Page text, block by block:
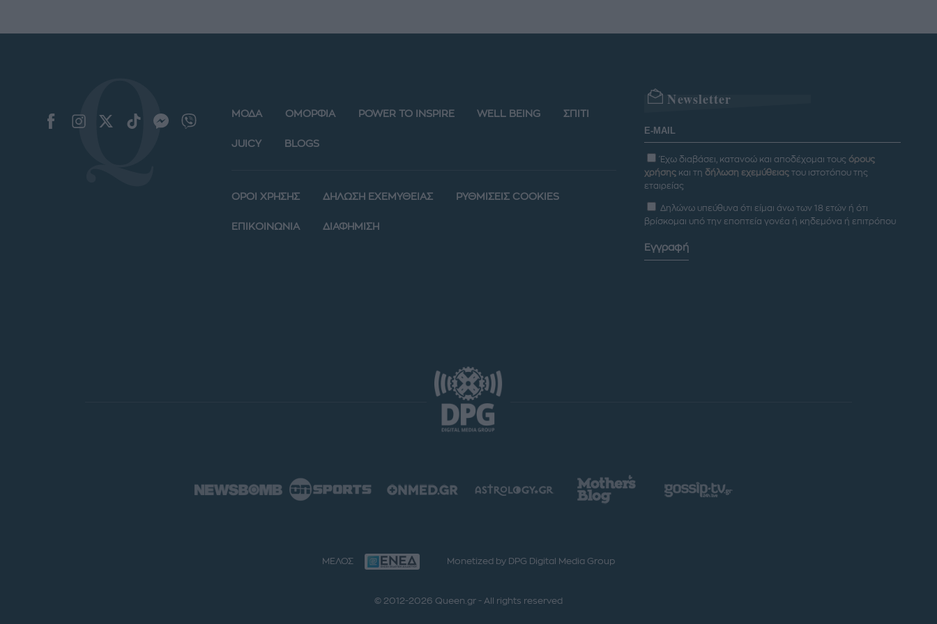
ΜΟΔΑ ΟΜΟΡΦΙΑ POWER TO INSPIRE WELL BEING ΣΠΙΤΙ
JUICY BLOGS
ΟΡΟΙ ΧΡΗΣΗΣ ΔΗΛΩΣΗ ΕΧΕΜΥΘΕΙΑΣ ΡΥΘΜΙΣΕΙΣ COOKIES
ΕΠΙΚΟΙΝΩΝΙΑ ΔΙΑΦΗΜΙΣΗ
Newsletter
Έχω διαβάσει, κατανοώ και αποδέχομαι τους όρους
χρήσης και τη δήλωση εχεμύθειας του ιστοτόπου της
εταιρείας
Δηλώνω υπεύθυνα ότι είμαι άνω των 18 ετών ή ότι
βρίσκομαι υπό την εποπτεία γονέα ή κηδεμόνα ή επιτρόπου
Εγγραφή
ΜΕΛΟΣ Monetized by DPG Digital Media Group
© 2012-2026 Queen.gr - All rights reserved